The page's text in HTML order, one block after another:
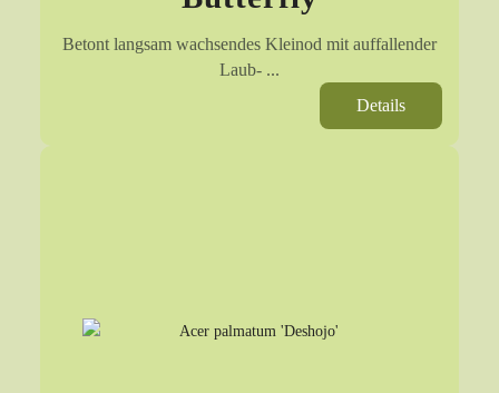
Betont langsam wachsendes Kleinod mit auffallender
Laub- ...
Details